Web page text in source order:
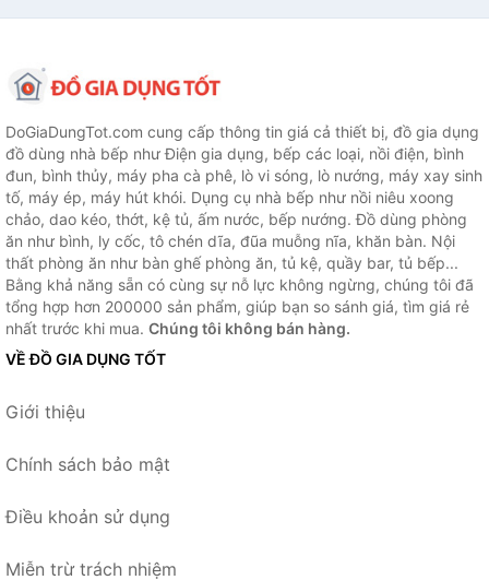
DoGiaDungTot.com cung cấp thông tin giá cả thiết bị, đồ gia dụng
đồ dùng nhà bếp như Điện gia dụng, bếp các loại, nồi điện, bình
đun, bình thủy, máy pha cà phê, lò vi sóng, lò nướng, máy xay sinh
tố, máy ép, máy hút khói. Dụng cụ nhà bếp như nồi niêu xoong
chảo, dao kéo, thớt, kệ tủ, ấm nước, bếp nướng. Đồ dùng phòng
ăn như bình, ly cốc, tô chén dĩa, đũa muỗng nĩa, khăn bàn. Nội
thất phòng ăn như bàn ghế phòng ăn, tủ kệ, quầy bar, tủ bếp...
Bằng khả năng sẵn có cùng sự nỗ lực không ngừng, chúng tôi đã
tổng hợp hơn 200000 sản phẩm, giúp bạn so sánh giá, tìm giá rẻ
nhất trước khi mua. Chúng tôi không bán hàng.
VỀ ĐỒ GIA DỤNG TỐT
Giới thiệu
Chính sách bảo mật
Điều khoản sử dụng
Miễn trừ trách nhiệm